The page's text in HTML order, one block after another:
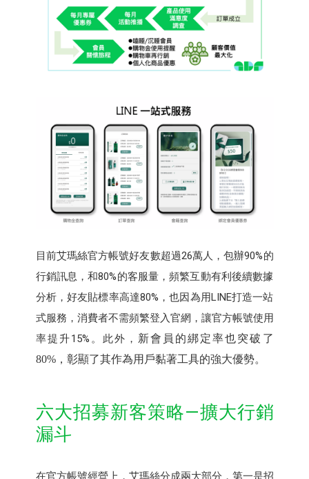
目前艾瑪絲官方帳號好友數超過26萬人，包辦90%的
行銷訊息，和80%的客服量，頻繁互動有利後續數據
分析，好友貼標率高達80%，也因為用LINE打造一站
式服務，消費者不需頻繁登入官網，讓官方帳號使用
率提升15%。此外， 新會員的綁定率也突破了
80%，彰顯了其作為用戶黏著工具的強大優勢。
六大招募新客策略—擴大行銷
漏斗
在官方帳號經營上，艾瑪絲分成兩大部分，第一是招